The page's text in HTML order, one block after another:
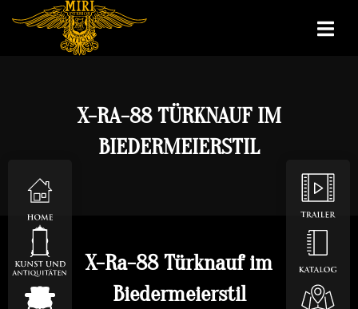
X-RA-88 TÜRKNAUF IM
BIEDERMEIERSTIL
X-Ra-88 Türknauf im
Biedermeierstil